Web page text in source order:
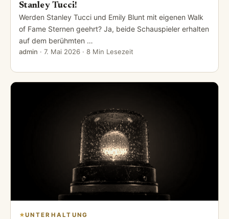
Stanley Tucci!
Werden Stanley Tucci und Emily Blunt mit eigenen Walk
of Fame Sternen geehrt? Ja, beide Schauspieler erhalten
auf dem berühmten …
admin · 7. Mai 2026 · 8 Min Lesezeit
UNTERHALTUNG